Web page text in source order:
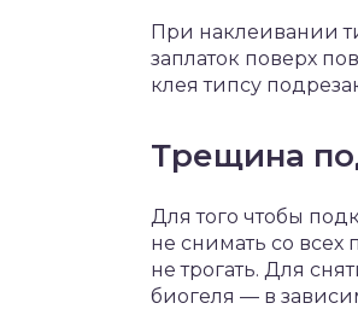
При наклеивании
заплаток поверх
клея типсу
Трещина
Для того чтобы
не снимать со всех
не трогать. Для
биогеля — в